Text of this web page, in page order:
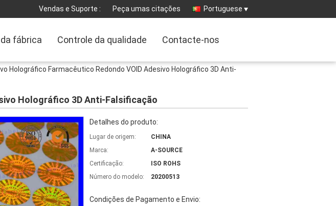
Vendas e Suporte : Peça umas citações Portuguese
fábrica Controle da qualidade Contacte-nos
Holográfico Farmacêutico Redondo VOID Adesivo Holográfico 3D Anti-
Holográfico 3D Anti-Falsificação
Detalhes do produto:
Lugar de origem:
CHINA
Marca:
A-SOURCE
Certificação:
ISO ROHS
Número do modelo:
20200513
Condições de Pagamento e Envio: